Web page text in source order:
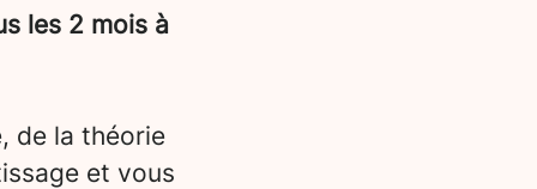
les 2 mois à
de la théorie
et vous